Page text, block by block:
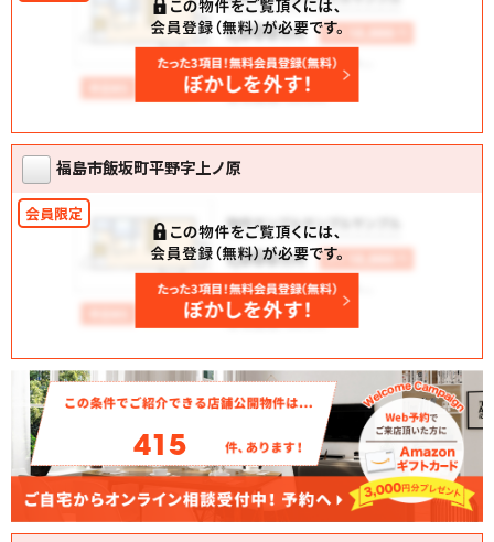
福島市飯坂町平野字上ノ原
415